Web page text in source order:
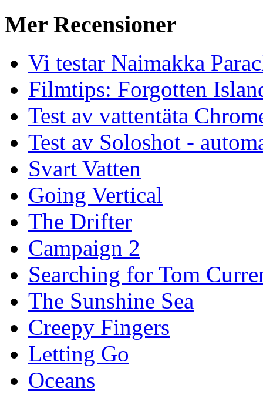
Mer Recensioner
Vi testar Naimakka
Filmtips: Forgotten
Test av vattentäta
Test av Soloshot -
Svart Vatten
Going Vertical
The Drifter
Campaign 2
Searching for Tom
The Sunshine Sea
Creepy Fingers
Letting Go
Oceans